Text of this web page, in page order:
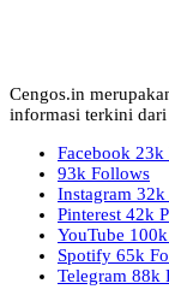
Cengos.in
informasi terkini dari
Facebook 23k
93k Follows
Instagram 32k
Pinterest 42k
YouTube 100k
Spotify 65k
Telegram 88k